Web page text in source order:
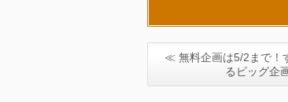
≪ 無料企画は5/2まで！
るビッグ企